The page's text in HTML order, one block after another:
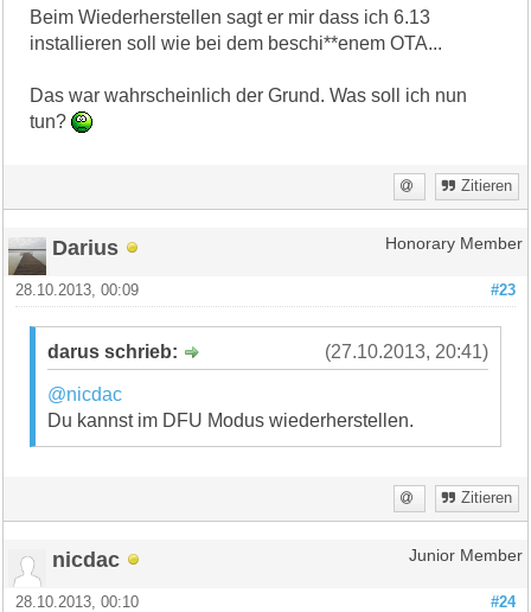
Beim Wiederherstellen sagt er mir dass ich 6.13
installieren soll wie bei dem beschi**enem OTA...
Das war wahrscheinlich der Grund. Was soll ich nun
tun?
Zitieren
Darius Honorary Member
#23
28.10.2013, 00:09
(27.10.2013, 20:41)
darus schrieb:
@nicdac
Du kannst im DFU Modus wiederherstellen.
Zitieren
nicdac Junior Member
#24
28.10.2013, 00:10